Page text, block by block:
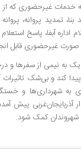
خدمات غیرحضوری که از
بنا، تمدید پروانه،
اداره آبفا، پاسخ
صورت غیرحضوری قابل
به نیمی از سفرها و
پیدا کند و بی‌شک
به شهرداری‌ها و
آذربایجان‌غربی پیش
شهروندان کمک شود.